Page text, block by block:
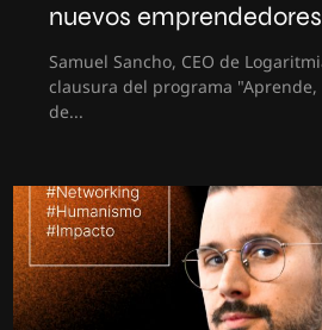
nuevos emprendedores
Samuel Sancho, CEO de
clausura del programa "Aprende,
de...